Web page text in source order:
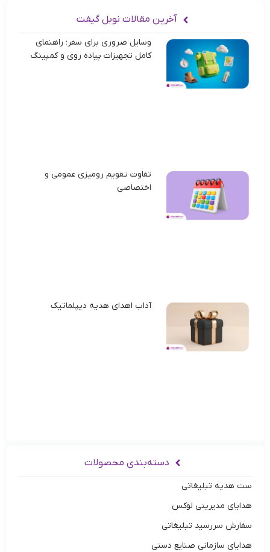
آخرین مقالات نوبل گیفت
وسایل ضروری برای سفر؛ راهنمای
کامل تجهیزات پیاده روی و کمپینگ
تفاوت تقویم رومیزی عمومی و
اختصاصی
آداب اهدای هدیه دیپلماتیک
دسته‌بندی محصولات
ست هدیه تبلیغاتی
هدایای مدیریتی لوکس
سفارش سررسید تبلیغاتی
هدایای سازمانی صنایع دستی